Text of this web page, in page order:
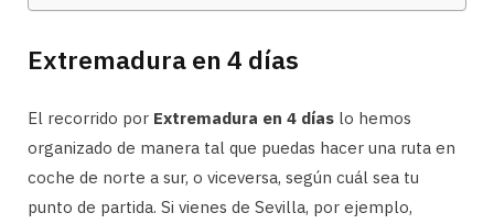
Extremadura en 4 días
El recorrido por Extremadura en 4 días lo hemos
organizado de manera tal que puedas hacer una ruta en
coche de norte a sur, o viceversa, según cuál sea tu
punto de partida. Si vienes de Sevilla, por ejemplo,